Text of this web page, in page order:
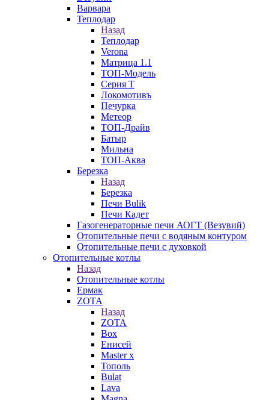
Варвара
Теплодар
Назад
Теплодар
Verona
Матрица 1.1
ТОП-Модель
Серия Т
Локомотивъ
Печурка
Метеор
ТОП-Драйв
Батыр
Мильна
ТОП-Аква
Березка
Назад
Березка
Печи Bulik
Печи Кадет
Газогенераторные печи АОГТ (Везувий)
Отопительные печи с водяным контуром
Отопительные печи с духовкой
Отопительные котлы
Назад
Отопительные котлы
Ермак
ZOTA
Назад
ZOTA
Box
Енисей
Master x
Тополь
Bulat
Lava